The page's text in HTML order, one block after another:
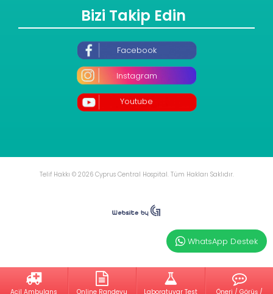
Bizi Takip Edin
Facebook
Instagram
Youtube
Telif Hakkı © 2026 Cyprus Central Hospital. Tüm Hakları Saklıdır.
Acil Ambulans Online Randevu Laboratuvar Test Öneri / Görüş /
WhatsApp Destek